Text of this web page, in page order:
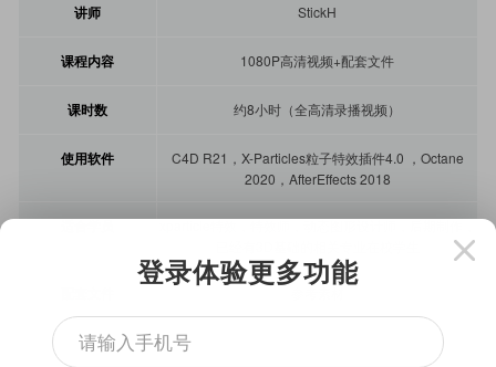
讲师 StickH
课程内容 1080P高清视频+配套文件
课时数 约8小时（全高清录播视频）
使用软件
C4D R21，X-Particles粒子特效插件4.0 ，Octane
2020，AfterEffects 2018
适合学员
xparticle特效，特效师，动态图形设计师，后期制作，